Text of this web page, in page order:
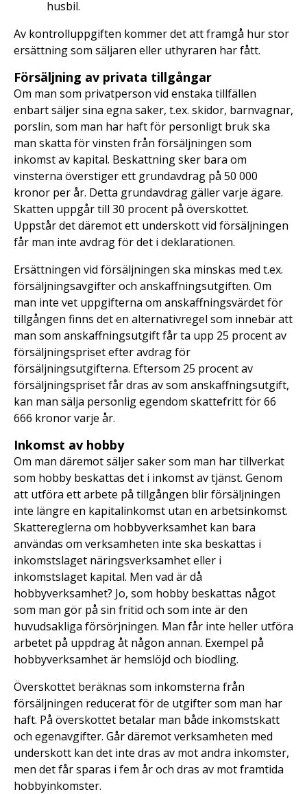
husbil.
Av kontrolluppgiften kommer det att framgå hur stor
ersättning som säljaren eller uthyraren har fått.
Försäljning av privata tillgångar
Om man som privatperson vid enstaka tillfällen
enbart säljer sina egna saker, t.ex. skidor, barnvagnar,
porslin, som man har haft för personligt bruk ska
man skatta för vinsten från försäljningen som
inkomst av kapital. Beskattning sker bara om
vinsterna överstiger ett grundavdrag på 50 000
kronor per år. Detta grundavdrag gäller varje ägare.
Skatten uppgår till 30 procent på överskottet.
Uppstår det däremot ett underskott vid försäljningen
får man inte avdrag för det i deklarationen.
Ersättningen vid försäljningen ska minskas med t.ex.
försäljningsavgifter och anskaffningsutgiften. Om
man inte vet uppgifterna om anskaffningsvärdet för
tillgången finns det en alternativregel som innebär att
man som anskaffningsutgift får ta upp 25 procent av
försäljningspriset efter avdrag för
försäljningsutgifterna. Eftersom 25 procent av
försäljningspriset får dras av som anskaffningsutgift,
kan man sälja personlig egendom skattefritt för 66
666 kronor varje år.
Inkomst av hobby
Om man däremot säljer saker som man har tillverkat
som hobby beskattas det i inkomst av tjänst. Genom
att utföra ett arbete på tillgången blir försäljningen
inte längre en kapitalinkomst utan en arbetsinkomst.
Skattereglerna om hobbyverksamhet kan bara
användas om verksamheten inte ska beskattas i
inkomstslaget näringsverksamhet eller i
inkomstslaget kapital. Men vad är då
hobbyverksamhet? Jo, som hobby beskattas något
som man gör på sin fritid och som inte är den
huvudsakliga försörjningen. Man får inte heller utföra
arbetet på uppdrag åt någon annan. Exempel på
hobbyverksamhet är hemslöjd och biodling.
Överskottet beräknas som inkomsterna från
försäljningen reducerat för de utgifter som man har
haft. På överskottet betalar man både inkomstskatt
och egenavgifter. Går däremot verksamheten med
underskott kan det inte dras av mot andra inkomster,
men det får sparas i fem år och dras av mot framtida
hobbyinkomster.